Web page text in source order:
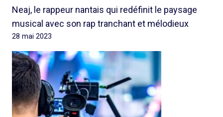
Neaj, le rappeur nantais qui redéfinit le paysage
musical avec son rap tranchant et mélodieux
28 mai 2023